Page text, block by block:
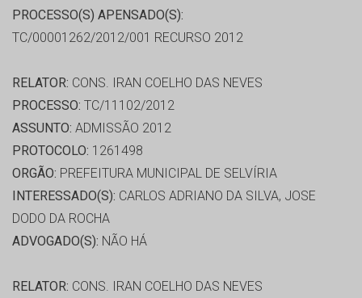
PROCESSO(S) APENSADO(S):
TC/00001262/2012/001 RECURSO 2012
RELATOR: CONS. IRAN COELHO DAS NEVES
PROCESSO: TC/11102/2012
ASSUNTO: ADMISSÃO 2012
PROTOCOLO: 1261498
ORGÃO: PREFEITURA MUNICIPAL DE SELVÍRIA
INTERESSADO(S): CARLOS ADRIANO DA SILVA, JOSE
DODO DA ROCHA
ADVOGADO(S): NÃO HÁ
RELATOR: CONS. IRAN COELHO DAS NEVES